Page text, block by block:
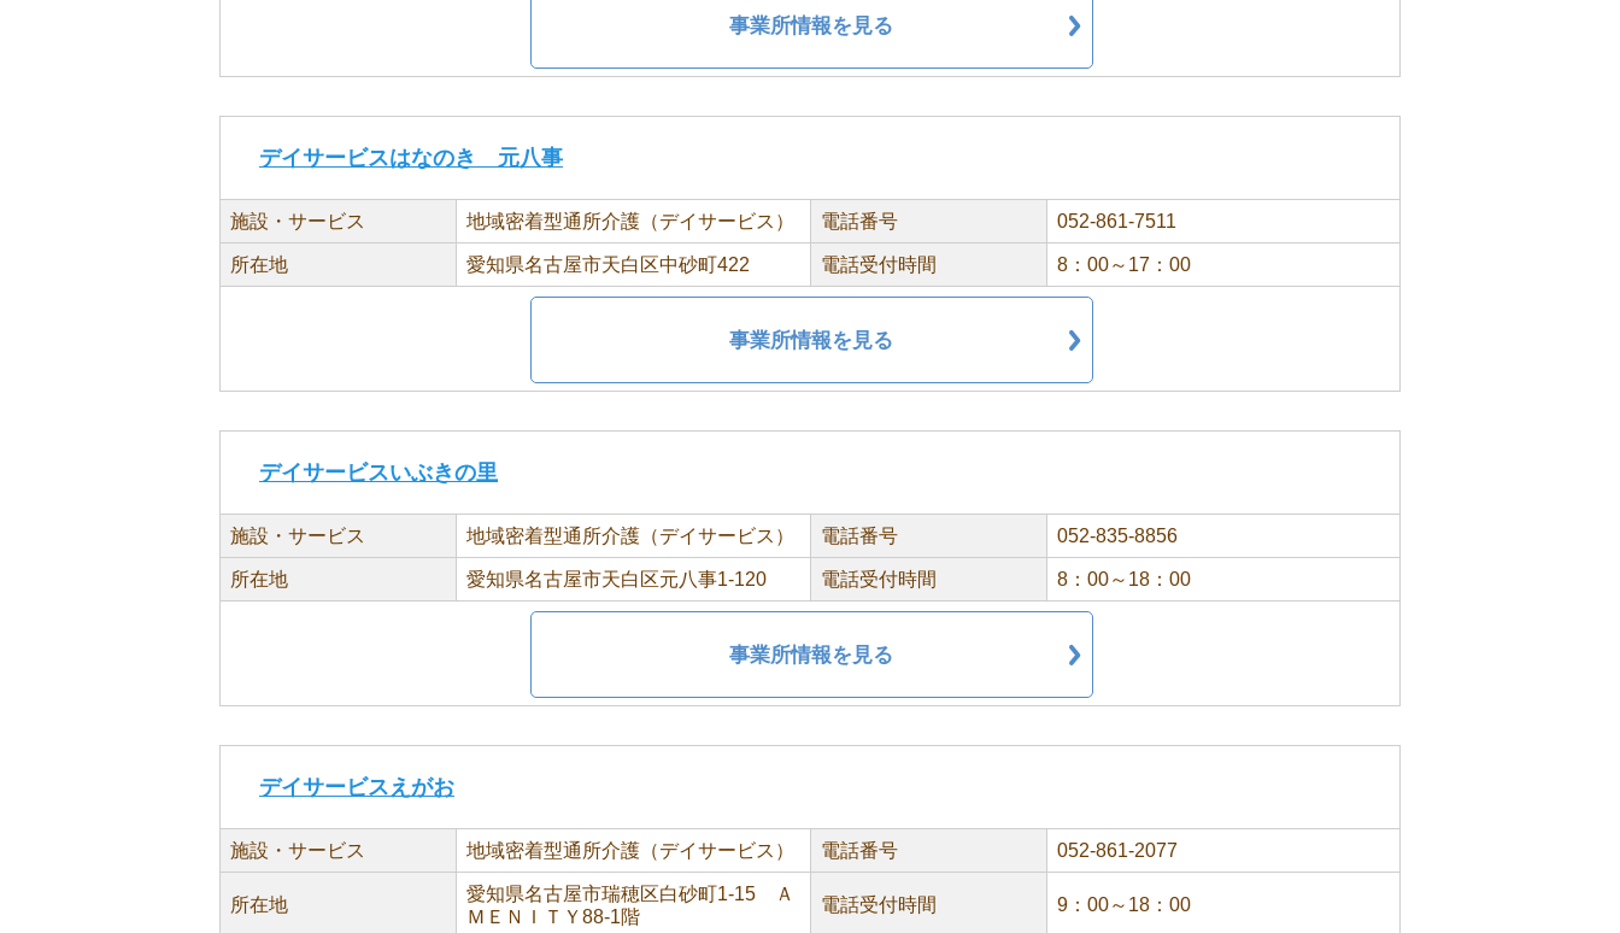
事業所情報を見る
デイサービスはなのき 元八事
施設・サービス 地域密着型通所介護（デイサービス） 電話番号 052-861-7511
所在地 愛知県名古屋市天白区中砂町422 電話受付時間 8：00～17：00
事業所情報を見る
デイサービスいぶきの里
施設・サービス 地域密着型通所介護（デイサービス） 電話番号 052-835-8856
所在地 愛知県名古屋市天白区元八事1-120 電話受付時間 8：00～18：00
事業所情報を見る
デイサービスえがお
施設・サービス 地域密着型通所介護（デイサービス） 電話番号 052-861-2077
所在地
愛知県名古屋市瑞穂区白砂町1-15 Ａ
ＭＥＮＩＴＹ88-1階
電話受付時間 9：00～18：00